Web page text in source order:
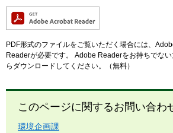
PDF形式のファイルをご覧いただく場合には、
Readerが必要です。
Adobe Readerをお持ちでな
らダウンロードしてください。（無料）
このページに関するお問い合わ
環境企画課